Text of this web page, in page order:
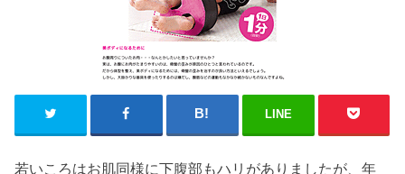
LINE
若いころはお肌同様に下腹部もハリがありましたが、年